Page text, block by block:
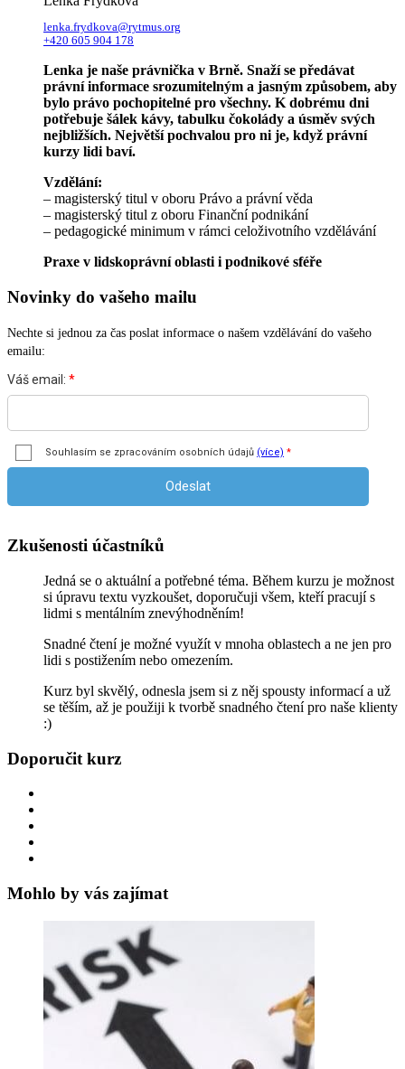
lenka.frydkova@rytmus.org
+420 605 904 178
Lenka je naše právnička v Brně. Snaží se předávat
právní informace srozumitelným a jasným způsobem, aby
bylo právo pochopitelné pro všechny. K dobrému dni
potřebuje šálek kávy, tabulku čokolády a úsměv svých
nejbližších. Největší pochvalou pro ni je, když právní
kurzy lidi baví.
Vzdělání:
– magisterský titul v oboru Právo a právní věda
– magisterský titul z oboru Finanční podnikání
– pedagogické minimum v rámci celoživotního vzdělávání
Praxe v lidskoprávní oblasti i podnikové sféře
Novinky do vašeho mailu
Nechte si jednou za čas poslat informace o našem vzdělávání do vašeho
emailu:
Zkušenosti účastníků
Jedná se o aktuální a potřebné téma. Během kurzu je možnost
si úpravu textu vyzkoušet, doporučuji všem, kteří pracují s
lidmi s mentálním znevýhodněním!
Snadné čtení je možné využít v mnoha oblastech a ne jen pro
lidi s postižením nebo omezením.
Kurz byl skvělý, odnesla jsem si z něj spousty informací a už
se těším, až je použiji k tvorbě snadného čtení pro naše klienty
:)
Doporučit kurz
Mohlo by vás zajímat